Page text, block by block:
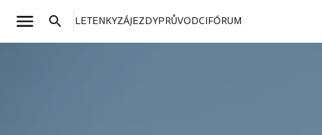
LETENKYZÁJEZDYPRŮVODCIFÓRUM